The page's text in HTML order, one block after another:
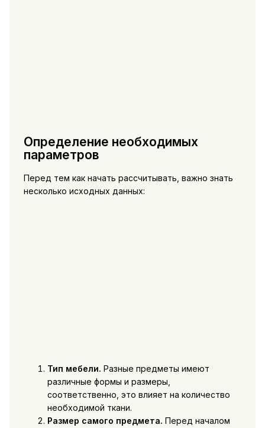
Определение необходимых
параметров
Перед тем как начать рассчитывать, важно знать
несколько исходных данных:
Тип мебели. Разные предметы имеют
различные формы и размеры,
соответственно, это влияет на количество
необходимой ткани.
Размер самого предмета. Перед началом